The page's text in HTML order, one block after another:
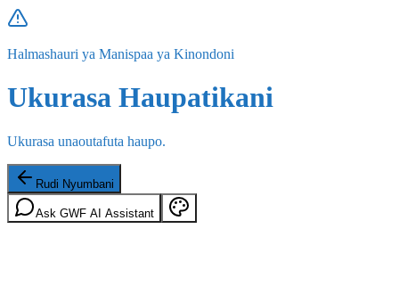
Halmashauri ya Manispaa ya Kinondoni
Ukurasa Haupatikani
Ukurasa unaoutafuta haupo.
Rudi Nyumbani
Ask GWF AI Assistant